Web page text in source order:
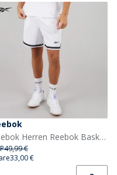
Reebok Herren Reebok Basketball 7 Zoll Transition Shorts Weiß
49,99 €
33,00 €